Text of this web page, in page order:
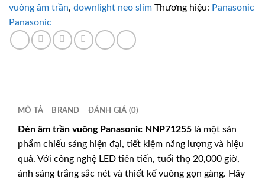
lượng
vuông âm trần, downlight neo slim Thương hiệu: Panasonic
Panasonic
MÔ TẢ BRAND ĐÁNH GIÁ (0)
Đèn âm trần vuông Panasonic NNP71255 là một sản
phẩm chiếu sáng hiện đại, tiết kiệm năng lượng và hiệu
quả. Với công nghệ LED tiên tiến, tuổi thọ 20,000 giờ,
ánh sáng trắng sắc nét và thiết kế vuông gọn gàng. Hãy